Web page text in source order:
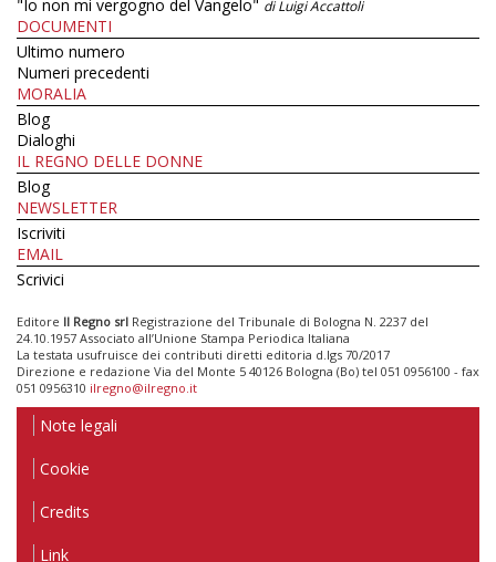
"Io non mi vergogno del Vangelo" di Luigi Accattoli
DOCUMENTI
Ultimo numero
Numeri precedenti
MORALIA
Blog
Dialoghi
IL REGNO DELLE DONNE
Blog
NEWSLETTER
Iscriviti
EMAIL
Scrivici
Editore Il Regno srl Registrazione del Tribunale di Bologna N. 2237 del
24.10.1957 Associato all’Unione Stampa Periodica Italiana
La testata usufruisce dei contributi diretti editoria d.lgs 70/2017
Direzione e redazione Via del Monte 5 40126 Bologna (Bo) tel 051 0956100 - fax
051 0956310 ilregno@ilregno.it
Note legali
Cookie
Credits
Link